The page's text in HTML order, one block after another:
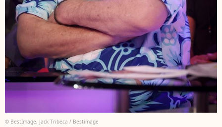
© BestImage, Jack Tribeca / Bestimage